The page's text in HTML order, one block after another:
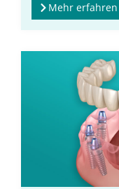
Mehr erfahren